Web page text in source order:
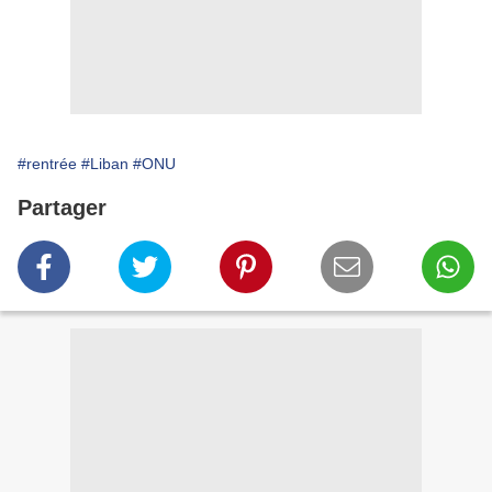
#rentrée #Liban #ONU
Partager